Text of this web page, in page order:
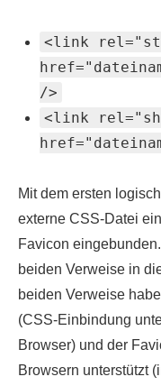
<link
/>
<link
Mit dem ersten
externe CSS-Datei
Favicon
beiden Verweise in
beiden Verweise
(CSS-Einbindung
Browser) und der
Browsern unterstützt